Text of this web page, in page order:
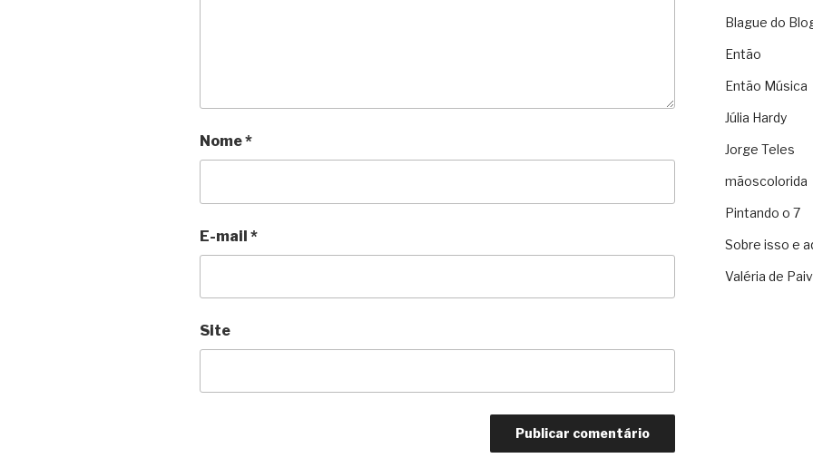
Nome*
E-mail *
Site
Blague do
Então
Então Música
Júlia Hardy
Jorge Teles
mãoscolorida
Pintando o 7
Sobre isso e
Valéria de